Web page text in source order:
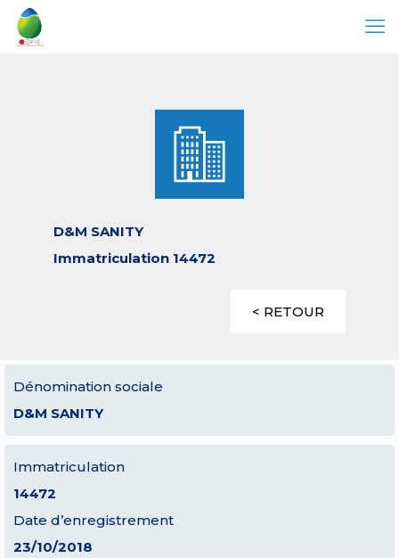
D&M SANITY
Immatriculation 14472
< RETOUR
Dénomination sociale
D&M SANITY
Immatriculation
14472
Date d’enregistrement
23/10/2018